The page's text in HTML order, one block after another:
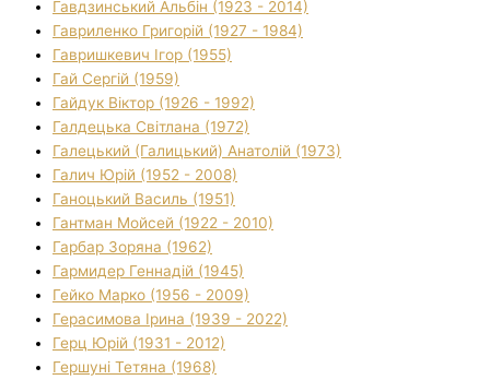
Гавдзинський Альбін (1923 - 2014)
Гавриленко Григорій (1927 - 1984)
Гавришкевич Ігор (1955)
Гай Сергій (1959)
Гайдук Віктор (1926 - 1992)
Галдецька Світлана (1972)
Галецький (Галицький) Анатолій (1973)
Галич Юрій (1952 - 2008)
Ганоцький Василь (1951)
Гантман Мойсей (1922 - 2010)
Гарбар Зоряна (1962)
Гармидер Геннадій (1945)
Гейко Марко (1956 - 2009)
Герасимова Ірина (1939 - 2022)
Герц Юрій (1931 - 2012)
Гершуні Тетяна (1968)